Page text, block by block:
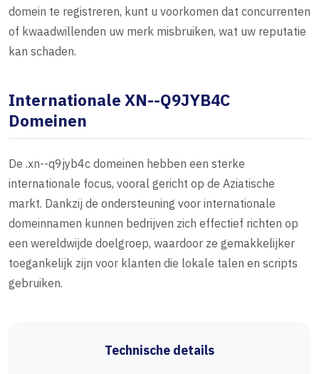
domein te registreren, kunt u voorkomen dat concurrenten
of kwaadwillenden uw merk misbruiken, wat uw reputatie
kan schaden.
Internationale XN--Q9JYB4C
Domeinen
De .xn--q9jyb4c domeinen hebben een sterke
internationale focus, vooral gericht op de Aziatische
markt. Dankzij de ondersteuning voor internationale
domeinnamen kunnen bedrijven zich effectief richten op
een wereldwijde doelgroep, waardoor ze gemakkelijker
toegankelijk zijn voor klanten die lokale talen en scripts
gebruiken.
Technische details